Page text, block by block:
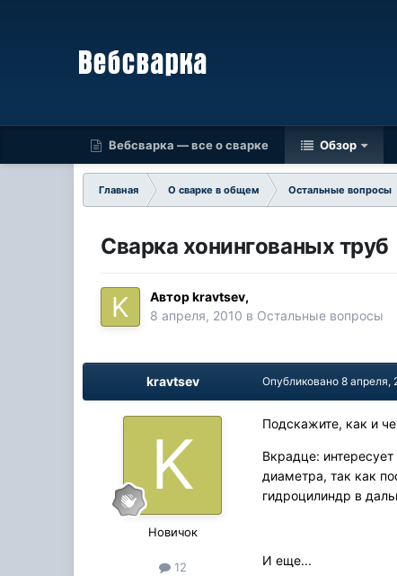
Вебсварка — все о сварке Обзор
Главная О сварке в общем Остальные вопросы
Сварка хонингованых труб
Авторkravtsev,
8 апреля, 2010 в Остальные вопросы
kravtsev
Новичок
12
Опубликовано8 апреля,
Подскажите, как и
Вкрадце:
диаметра, так как
гидроцилиндр в
И еще...